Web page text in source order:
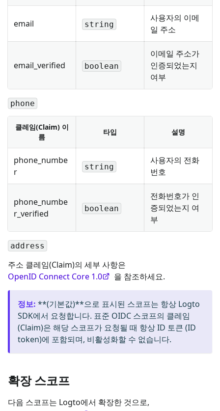
email string
사용자의 이메
일 주소
email_verified boolean
이메일 주소가
인증되었는지
여부
phone
클레임(Claim) 이
름
타입 설명
phone_numbe
r
string
사용자의 전화
번호
phone_numbe
r_verified
boolean
전화번호가 인
증되었는지 여
부
address
주소 클레임(Claim)의 세부 사항은
OpenID Connect Core 1.0
을 참조하세요.
정보: **(기본값)**으로 표시된 스코프는 항상 Logto
SDK에서 요청합니다. 표준 OIDC 스코프의 클레임
(Claim)은 해당 스코프가 요청될 때 항상 ID 토큰 (ID
token)에 포함되며, 비활성화할 수 없습니다.
확장 스코프
다음 스코프는 Logto에서 확장한 것으로,